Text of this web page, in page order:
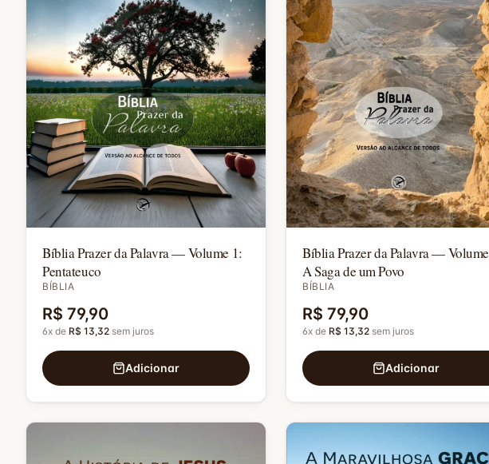
Bíblia Prazer da Palavra — Volume 1:
Pentateuco
BÍBLIA
R$ 79,90
6x de R$ 13,32 sem juros
Adicionar
Bíblia Prazer da Palavra —
A Saga de um Povo
BÍBLIA
R$ 79,90
6x de R$ 13,32 sem juros
Adicionar